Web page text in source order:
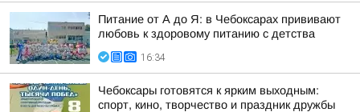
Питание от А до Я: в Чебоксарах прививают
любовь к здоровому питанию с детства
16:34
Чебоксары готовятся к ярким выходным:
спорт, кино, творчество и праздник дружбы